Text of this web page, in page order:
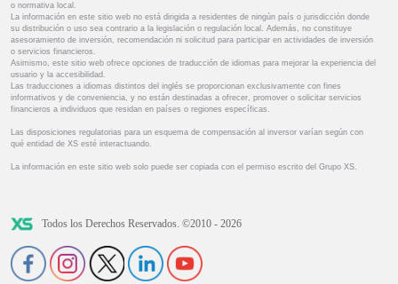
o normativa local.
La información en este sitio web no está dirigida a residentes de ningún país o jurisdicción donde
su distribución o uso sea contrario a la legislación o regulación local. Además, no constituye
asesoramiento de inversión, recomendación ni solicitud para participar en actividades de inversión
o servicios financieros.
Asimismo, este sitio web ofrece opciones de traducción de idiomas para mejorar la experiencia del
usuario y la accesibilidad.
Las traducciones a idiomas distintos del inglés se proporcionan exclusivamente con fines
informativos y de conveniencia, y no están destinadas a ofrecer, promover o solicitar servicios
financieros a individuos que residan en países o regiones específicas.
Las disposiciones regulatorias para un esquema de compensación al inversor varían según con
qué entidad de XS esté interactuando.
La información en este sitio web solo puede ser copiada con el permiso escrito del Grupo XS.
Todos los Derechos Reservados. ©2010 - 2026